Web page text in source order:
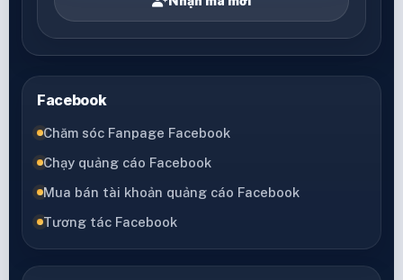
Facebook
Chăm sóc Fanpage Facebook
Chạy quảng cáo Facebook
Mua bán tài khoản quảng cáo Facebook
Tương tác Facebook